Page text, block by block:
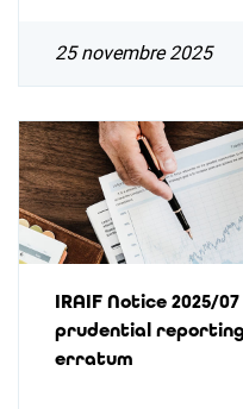
25 novembre 2025
IRAIF Notice 2025/
prudential reporting
erratum